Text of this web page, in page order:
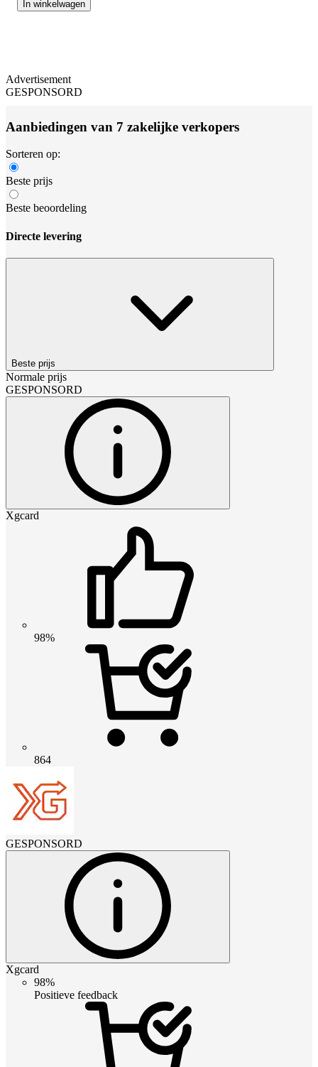
In winkelwagen
Advertisement
GESPONSORD
Aanbiedingen van 7 zakelijke verkopers
Sorteren op:
Beste prijs
Beste beoordeling
Directe levering
Beste prijs
Normale prijs
GESPONSORD
Xgcard
98%
864
GESPONSORD
Xgcard
98%
Positieve feedback